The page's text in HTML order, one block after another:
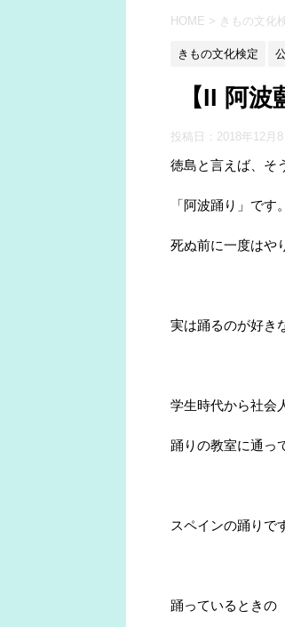
HOME > きもの文化
きもの文化検定
【II 阿
投稿日： 2018年12月8
徳島と言えば、そ
「阿波踊り」です。
死ぬ前に一度はや
実は踊るのが好き
学生時代から社会
踊りの教室に通っ
スペインの踊りで
踊っているときの